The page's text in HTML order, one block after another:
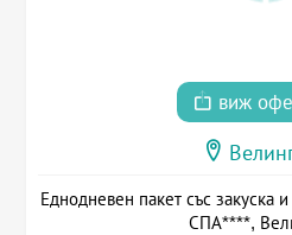
виж
Еднодневен пакет със закуска
СПА****,